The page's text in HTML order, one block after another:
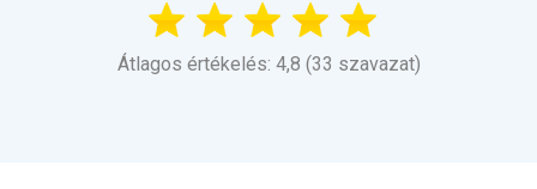
Átlagos értékelés: 4,8 (33 szavazat)